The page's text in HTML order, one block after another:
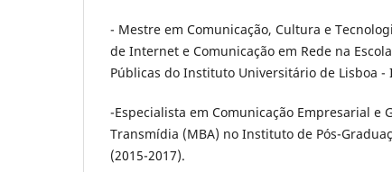
- Mestre em Comunicação, Cultura e
de Internet e Comunicação em Rede na
Públicas do Instituto Universitário de Lisboa -
-Especialista em Comunicação Empresarial e
Transmídia (MBA) no Instituto de Pós-
(2015-2017).